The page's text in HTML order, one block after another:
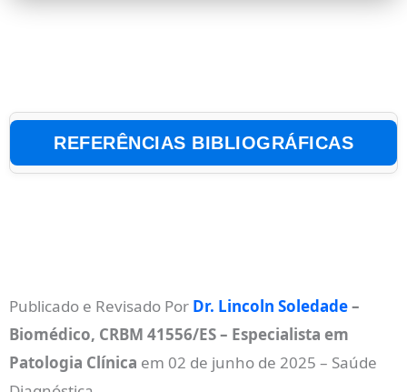
REFERÊNCIAS BIBLIOGRÁFICAS
hyperglycemia: Relationship to hyponatremia.
Archives of Internal Medicine, Chicago, v. 133,
n. 1, p. 84–96, 1974. DOI:
Publicado e Revisado Por Dr. Lincoln Soledade–
Biomédico, CRBM 41556/ES – Especialista em
Patologia Clínica em 02 de junho de 2025 – Saúde